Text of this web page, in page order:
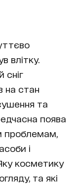
влітку.
сніг
на стан
та
поява
проблемам,
і
косметику
та які